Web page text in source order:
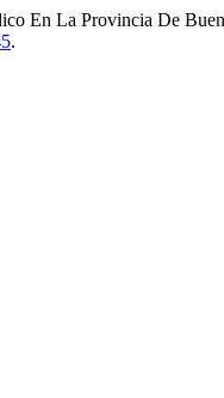
En La Provincia De
.